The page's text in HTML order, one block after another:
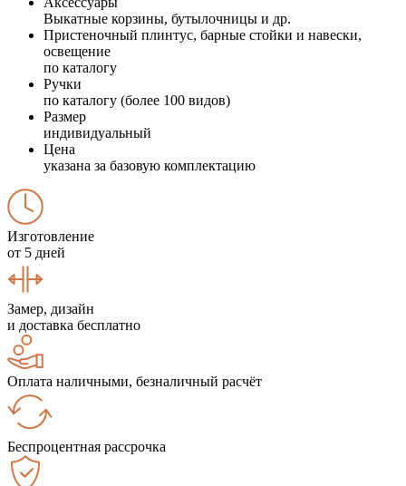
Выкатные корзины, бутылочницы и др.
Пристеночный плинтус, барные стойки и навески,
освещение
по каталогу
Ручки
по каталогу (более 100 видов)
Размер
индивидуальный
Цена
указана за базовую комплектацию
Изготовление
от 5 дней
Замер, дизайн
и доставка бесплатно
Оплата наличными, безналичный расчёт
Беспроцентная рассрочка